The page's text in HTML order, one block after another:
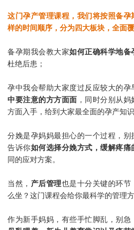
这门孕产管理课程，我们将按照备
样的时间顺序，分为四大板块，全面
备孕期我会教大家如何正确科学地备
杜绝后患；
孕中我会帮助大家度过反应较大的孕
中要注意的方方面面 ，同时分别从
方面入手，给到大家最全面的孕产知识
分娩是孕妈妈最担心的一个过程，别
告诉你如何选择分娩方式，缓解疼痛
同的应对方案。
当然， 产后管理也是十分关键的环节
么坐？这门课程会给你最科学的管理方
作为新手妈妈，有些手忙脚乱，别